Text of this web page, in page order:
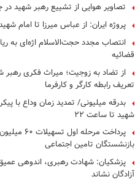
تصاویر هوایی از تشییع رهبر شهید در
پروژه ایران: از عباس میرزا تا امام
انتصاب مجدد حجت‌الاسلام اژه‌ای به
قضائیه
از تضاد به زوجیت؛ میراث فکری رهبر
تعریف رابطه کارگر و کارفرما
بدرقه میلیونی/ تمدید زمان وداع با
شهید تا ساعت ۲۲
پرداخت مرحله اول
بازنشستگان تامین اجتماعی
پزشکیان: شهادت رهبری، اندوهی
آزادگان نشاند